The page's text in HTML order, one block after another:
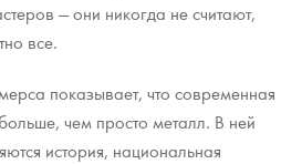
— они никогда не считают,
все.
показывает, что современная
чем просто металл. В ней
история, национальная